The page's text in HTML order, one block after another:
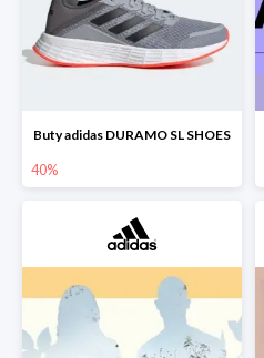
Buty adidas DURAMO SL SHOES
40%